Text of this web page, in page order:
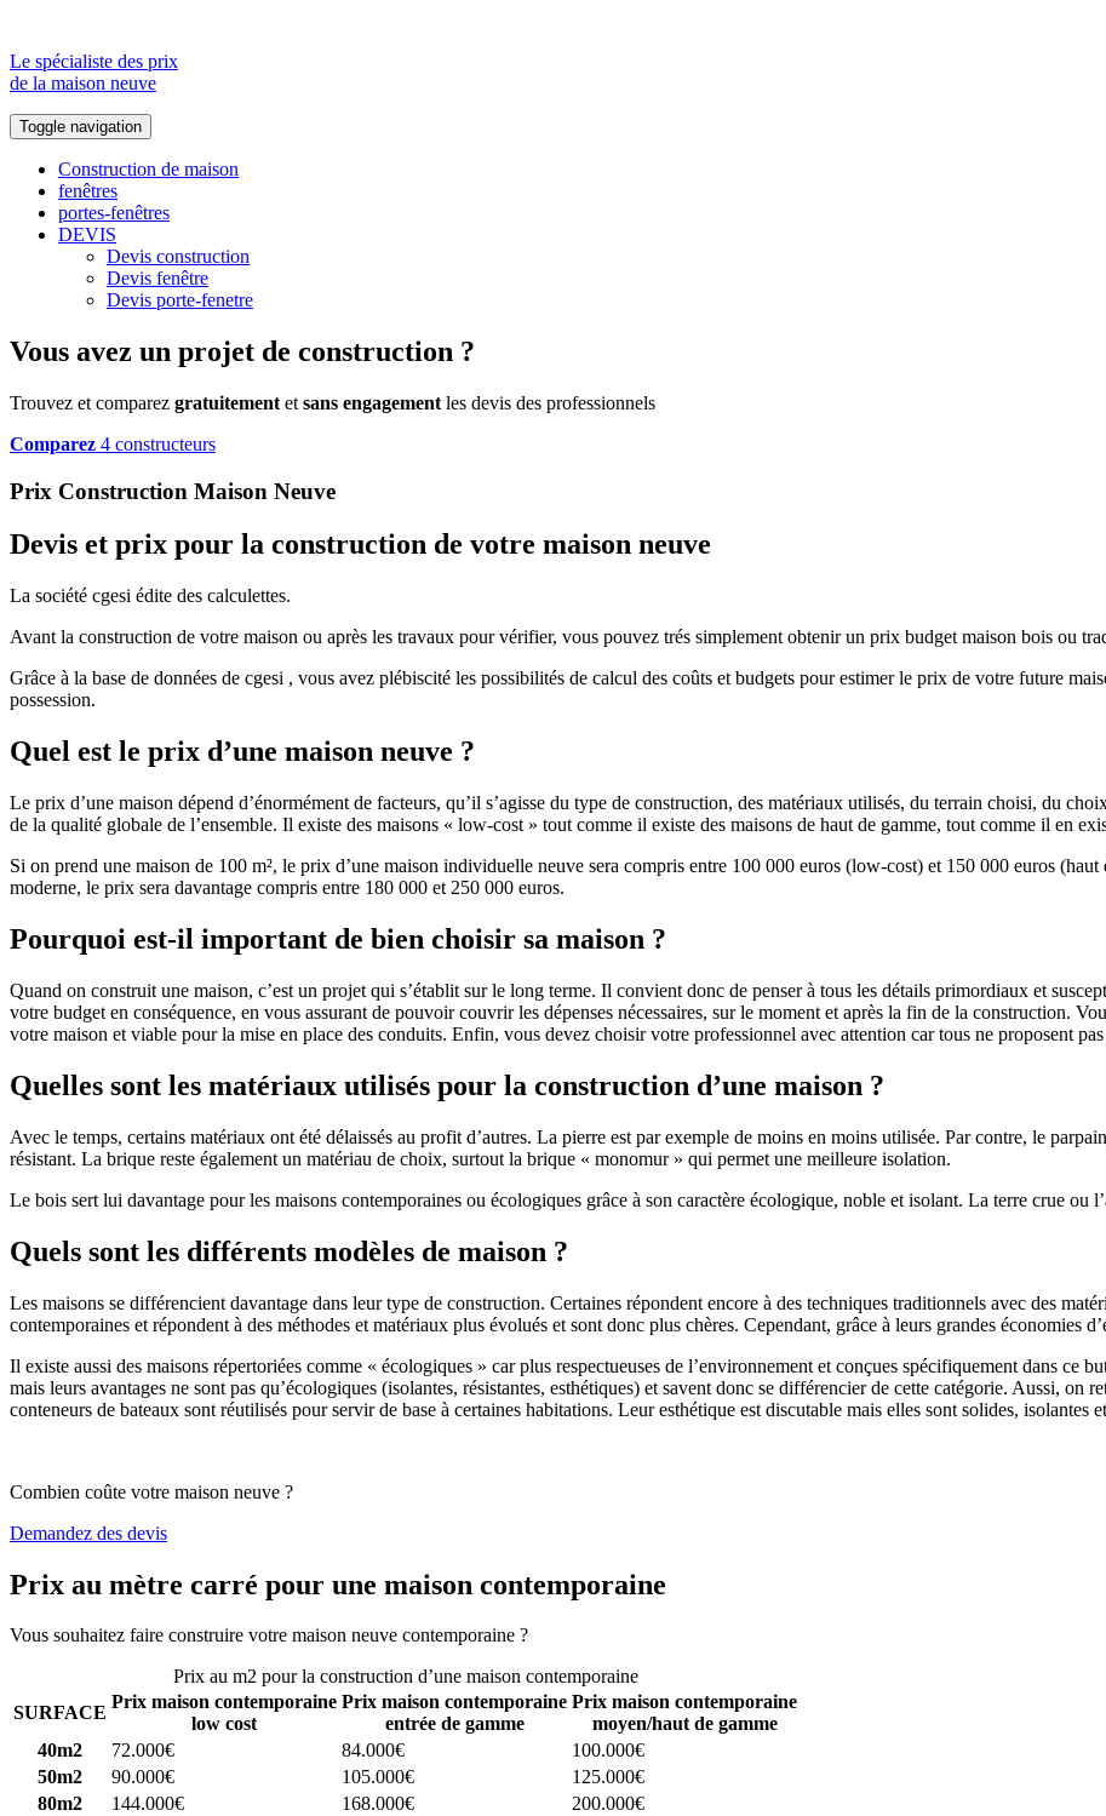
Le spécialiste des prix
de la maison neuve
Toggle navigation
Construction de maison
fenêtres
portes-fenêtres
DEVIS
Devis construction
Devis fenêtre
Devis porte-fenetre
Vous avez un projet de construction ?
Trouvez et comparez gratuitement et sans engagement les devis des professionnels
Comparez 4 constructeurs
Prix Construction Maison Neuve
Devis et prix pour la construction de votre maison neuve
La société cgesi édite des calculettes.
Avant la construction de votre maison ou après les travaux pour vérifier, vous pouvez trés simplement obtenir un prix budget maison bois ou
Grâce à la base de données de cgesi , vous avez plébiscité les possibilités de calcul des coûts et budgets pour estimer le prix de votre future
possession.
Quel est le prix d’une maison neuve ?
Le prix d’une maison dépend d’énormément de facteurs, qu’il s’agisse du type de construction, des matériaux utilisés, du terrain choisi, du
de la qualité globale de l’ensemble. Il existe des maisons « low-cost » tout comme il existe des maisons de haut de gamme, tout comme il en
Si on prend une maison de 100 m², le prix d’une maison individuelle neuve sera compris entre 100 000 euros (low-cost) et 150 000 euros
moderne, le prix sera davantage compris entre 180 000 et 250 000 euros.
Pourquoi est-il important de bien choisir sa maison ?
Quand on construit une maison, c’est un projet qui s’établit sur le long terme. Il convient donc de penser à tous les détails primordiaux et
votre budget en conséquence, en vous assurant de pouvoir couvrir les dépenses nécessaires, sur le moment et après la fin de la construction.
votre maison et viable pour la mise en place des conduits. Enfin, vous devez choisir votre professionnel avec attention car tous ne proposent
Quelles sont les matériaux utilisés pour la construction d’une maison ?
Avec le temps, certains matériaux ont été délaissés au profit d’autres. La pierre est par exemple de moins en moins utilisée. Par contre, le
résistant. La brique reste également un matériau de choix, surtout la brique « monomur » qui permet une meilleure isolation.
Le bois sert lui davantage pour les maisons contemporaines ou écologiques grâce à son caractère écologique, noble et isolant. La terre crue ou
Quels sont les différents modèles de maison ?
Les maisons se différencient davantage dans leur type de construction. Certaines répondent encore à des techniques traditionnels avec des
contemporaines et répondent à des méthodes et matériaux plus évolués et sont donc plus chères. Cependant, grâce à leurs grandes économies
Il existe aussi des maisons répertoriées comme « écologiques » car plus respectueuses de l’environnement et conçues spécifiquement dans ce
mais leurs avantages ne sont pas qu’écologiques (isolantes, résistantes, esthétiques) et savent donc se différencier de cette catégorie. Aussi, on
conteneurs de bateaux sont réutilisés pour servir de base à certaines habitations. Leur esthétique est discutable mais elles sont solides, isolantes
Combien coûte votre maison neuve ?
Demandez des devis
Prix au mètre carré pour une maison contemporaine
Vous souhaitez faire construire votre maison neuve contemporaine ?
Prix au m2 pour la construction d’une maison contemporaine
SURFACE
Prix maison contemporaine
low cost
Prix maison contemporaine
entrée de gamme
Prix maison contemporaine
moyen/haut de gamme
40m2
72.000€ 84.000€
100.000€
50m2
90.000€ 105.000€
125.000€
80m2
144.000€ 168.000€
200.000€